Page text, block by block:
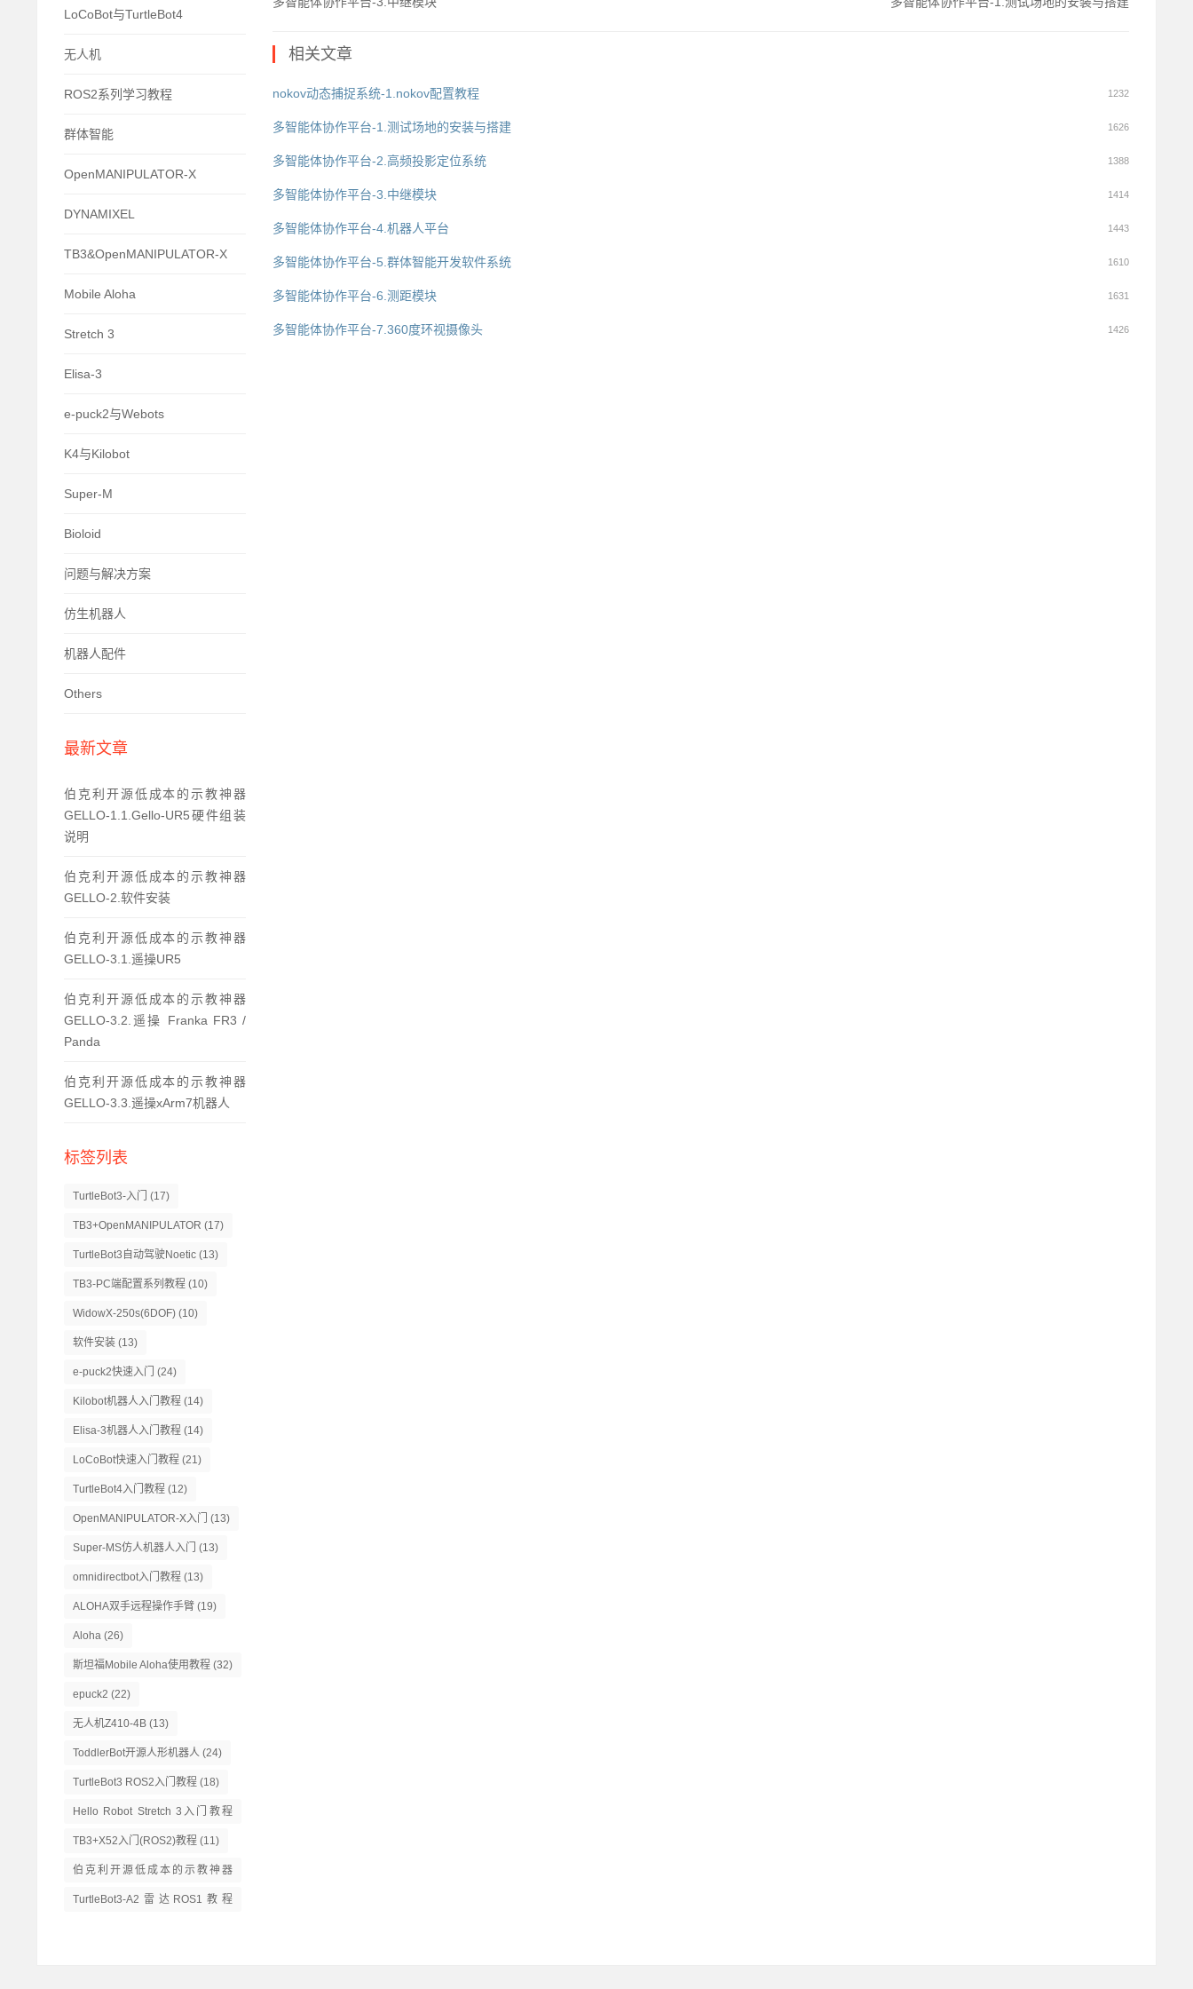
LoCoBot与TurtleBot4
无人机
ROS2系列学习教程
群体智能
OpenMANIPULATOR-X
DYNAMIXEL
TB3&OpenMANIPULATOR-X
Mobile Aloha
Stretch 3
Elisa-3
e-puck2与Webots
K4与Kilobot
Super-M
Bioloid
问题与解决方案
仿生机器人
机器人配件
Others
最新文章
伯克利开源低成本的示教神器
GELLO-1.1.Gello-UR5硬件组装
说明
伯克利开源低成本的示教神器
GELLO-2.软件安装
伯克利开源低成本的示教神器
GELLO-3.1.遥操UR5
伯克利开源低成本的示教神器
GELLO-3.2.遥操 Franka FR3 /
Panda
伯克利开源低成本的示教神器
GELLO-3.3.遥操xArm7机器人
标签列表
TurtleBot3-入门 (17)
TB3+OpenMANIPULATOR (17)
TurtleBot3自动驾驶Noetic (13)
TB3-PC端配置系列教程 (10)
WidowX-250s(6DOF) (10)
软件安装 (13)
e-puck2快速入门 (24)
Kilobot机器人入门教程 (14)
Elisa-3机器人入门教程 (14)
LoCoBot快速入门教程 (21)
TurtleBot4入门教程 (12)
OpenMANIPULATOR-X入门 (13)
Super-MS仿人机器人入门 (13)
omnidirectbot入门教程 (13)
ALOHA双手远程操作手臂 (19)
Aloha (26)
斯坦福Mobile Aloha使用教程 (32)
epuck2 (22)
无人机Z410-4B (13)
ToddlerBot开源人形机器人 (24)
TurtleBot3 ROS2入门教程 (18)
Hello Robot Stretch 3入门教程
(14)
TB3+X52入门(ROS2)教程 (11)
伯克利开源低成本的示教神器
GELLO(13)
TurtleBot3-A2雷达ROS1教程
相关文章
1232
nokov动态捕捉系统-1.nokov配置教程
1626
多智能体协作平台-1.测试场地的安装与搭建
1388
多智能体协作平台-2.高频投影定位系统
1414
多智能体协作平台-3.中继模块
1443
多智能体协作平台-4.机器人平台
1610
多智能体协作平台-5.群体智能开发软件系统
1631
多智能体协作平台-6.测距模块
1426
多智能体协作平台-7.360度环视摄像头